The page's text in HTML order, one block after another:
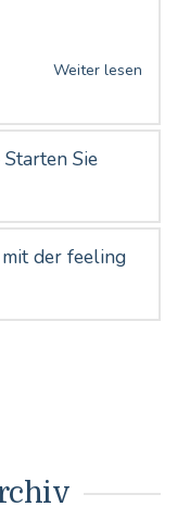
Weiter lesen
Sie
der feeling